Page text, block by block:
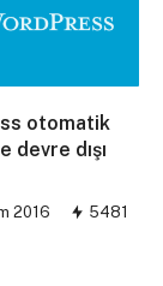
otomatik
devre dışı
2016 5481